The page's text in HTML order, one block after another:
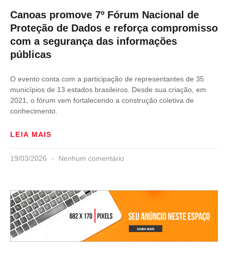
Canoas promove 7º Fórum Nacional de
Proteção de Dados e reforça compromisso
com a segurança das informações
públicas
O evento conta com a participação de representantes de 35
municípios de 13 estados brasileiros. Desde sua criação, em
2021, o fórum vem fortalecendo a construção coletiva de
conhecimento.
LEIA MAIS
19/03/2026 Nenhum comentário